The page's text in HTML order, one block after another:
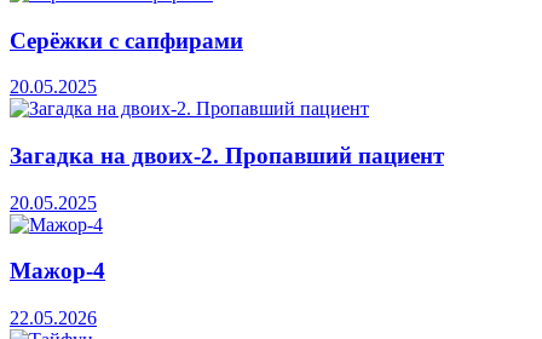
Серёжки с сапфирами
20.05.2025
Загадка на двоих-2. Пропавший пациент
20.05.2025
Мажор-4
22.05.2026